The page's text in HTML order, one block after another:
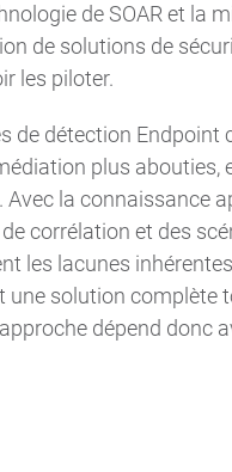
de SOAR et la
de solutions de
les piloter.
de détection Endpoint
plus abouties,
la connaissance
corrélation et des
les lacunes
une solution complète
dépend donc